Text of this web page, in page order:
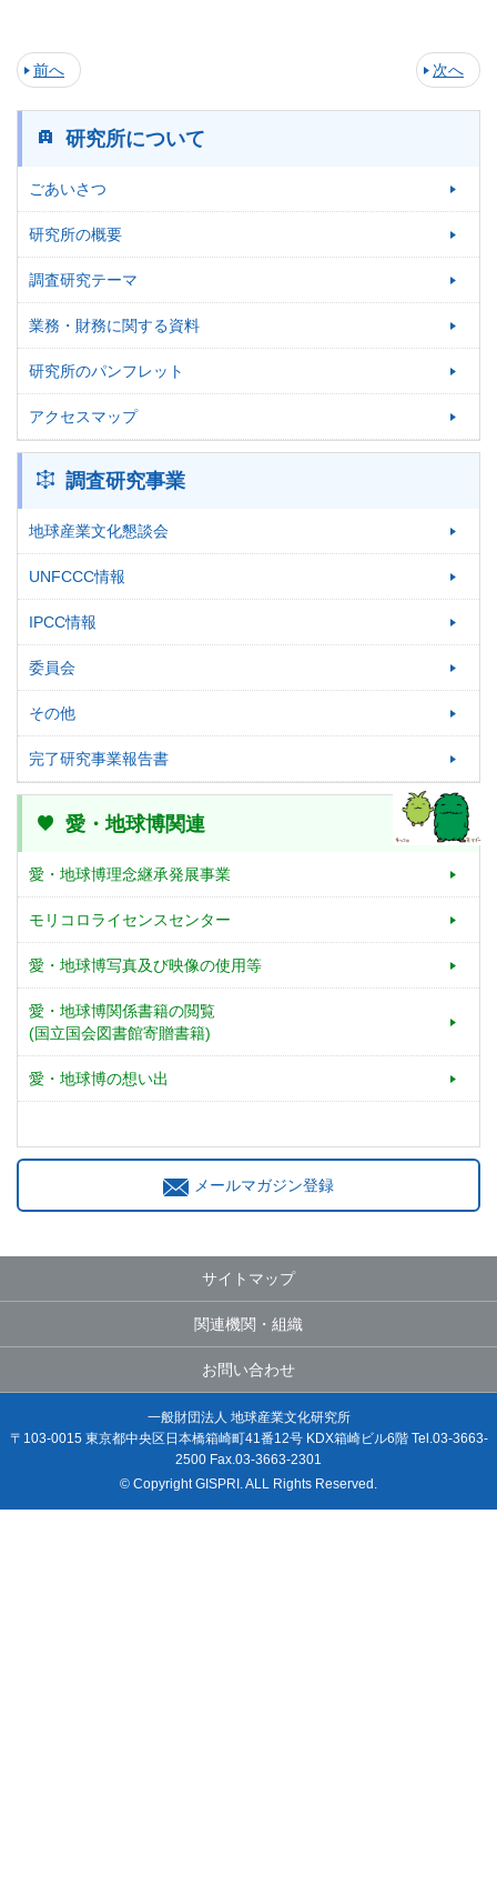
前へ 次へ
研究所について
ごあいさつ
研究所の概要
調査研究テーマ
業務・財務に関する資料
研究所のパンフレット
アクセスマップ
調査研究事業
地球産業文化懇談会
UNFCCC情報
IPCC情報
委員会
その他
完了研究事業報告書
愛・地球博関連
愛・地球博理念継承発展事業
モリコロライセンスセンター
愛・地球博写真及び映像の使用等
愛・地球博関係書籍の閲覧
(国立国会図書館寄贈書籍)
愛・地球博の想い出
メールマガジン登録
サイトマップ
関連機関・組織
お問い合わせ
一般財団法人 地球産業文化研究所
〒103-0015 東京都中央区日本橋箱崎町41番12号 KDX箱崎ビル6階 Tel.03-3663-
2500 Fax.03-3663-2301
© Copyright GISPRI. ALL Rights Reserved.